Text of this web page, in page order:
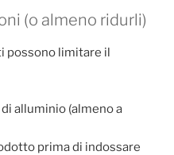
(o almeno ridurli)
possono limitare il
alluminio (almeno a
prima di indossare